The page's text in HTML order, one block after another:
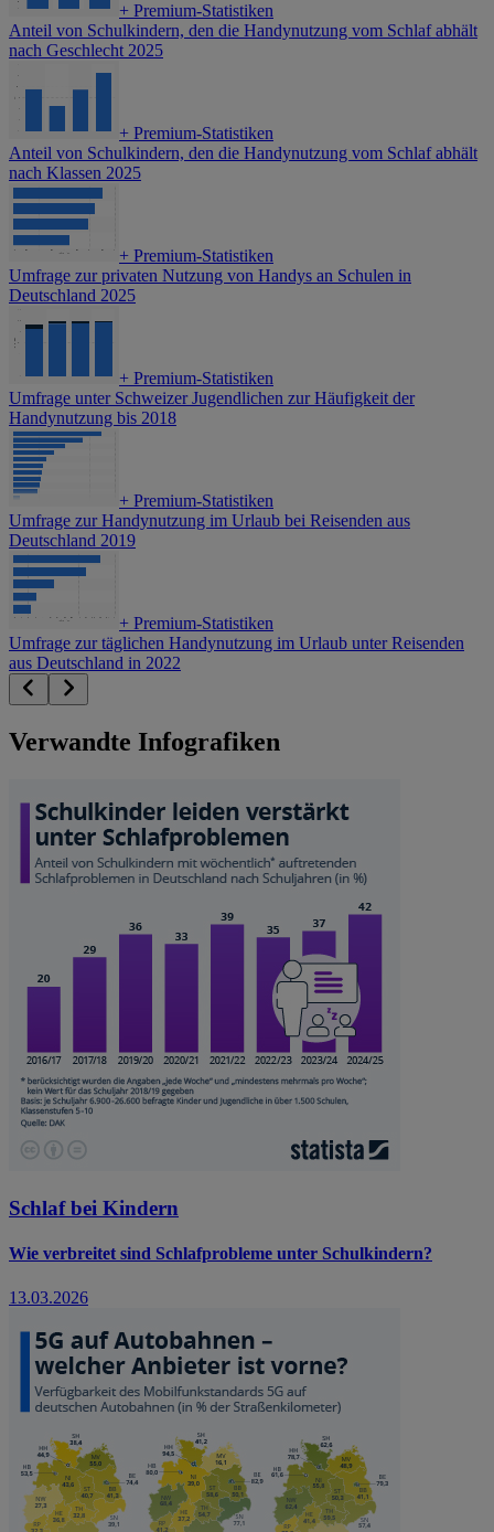
+ Premium-Statistiken
Anteil von Schulkindern, den die Handynutzung vom Schlaf abhält
nach Geschlecht 2025
+ Premium-Statistiken
Anteil von Schulkindern, den die Handynutzung vom Schlaf abhält
nach Klassen 2025
+ Premium-Statistiken
Umfrage zur privaten Nutzung von Handys an Schulen in
Deutschland 2025
+ Premium-Statistiken
Umfrage unter Schweizer Jugendlichen zur Häufigkeit der
Handynutzung bis 2018
+ Premium-Statistiken
Umfrage zur Handynutzung im Urlaub bei Reisenden aus
Deutschland 2019
+ Premium-Statistiken
Umfrage zur täglichen Handynutzung im Urlaub unter Reisenden
aus Deutschland in 2022
Verwandte Infografiken
Schlaf bei Kindern
Wie verbreitet sind Schlafprobleme unter Schulkindern?
13.03.2026